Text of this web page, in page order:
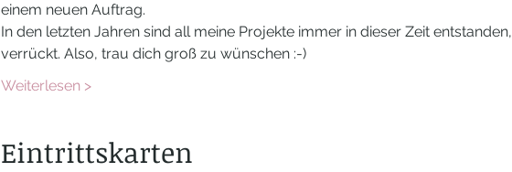
einem neuen Auftrag.
In den letzten Jahren sind all meine Projekte immer in dieser Zeit
verrückt. Also, trau dich groß zu wünschen :-)
Weiterlesen >
Eintrittskarten